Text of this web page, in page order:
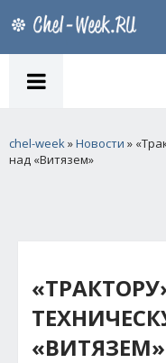
chel-week»Новости »
над «Витязем»
«ВИТЯЗЕМ»